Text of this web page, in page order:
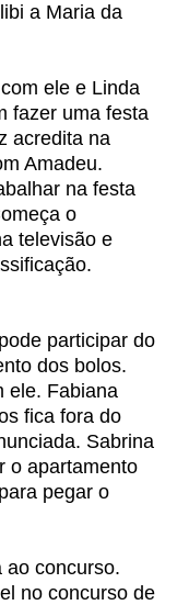
a Maria da
ele e Linda
fazer uma festa
acredita na
Amadeu.
na festa
o
televisão e
participar do
dos bolos.
ele. Fabiana
fica fora do
Sabrina
o apartamento
pegar o
ao concurso.
no concurso de